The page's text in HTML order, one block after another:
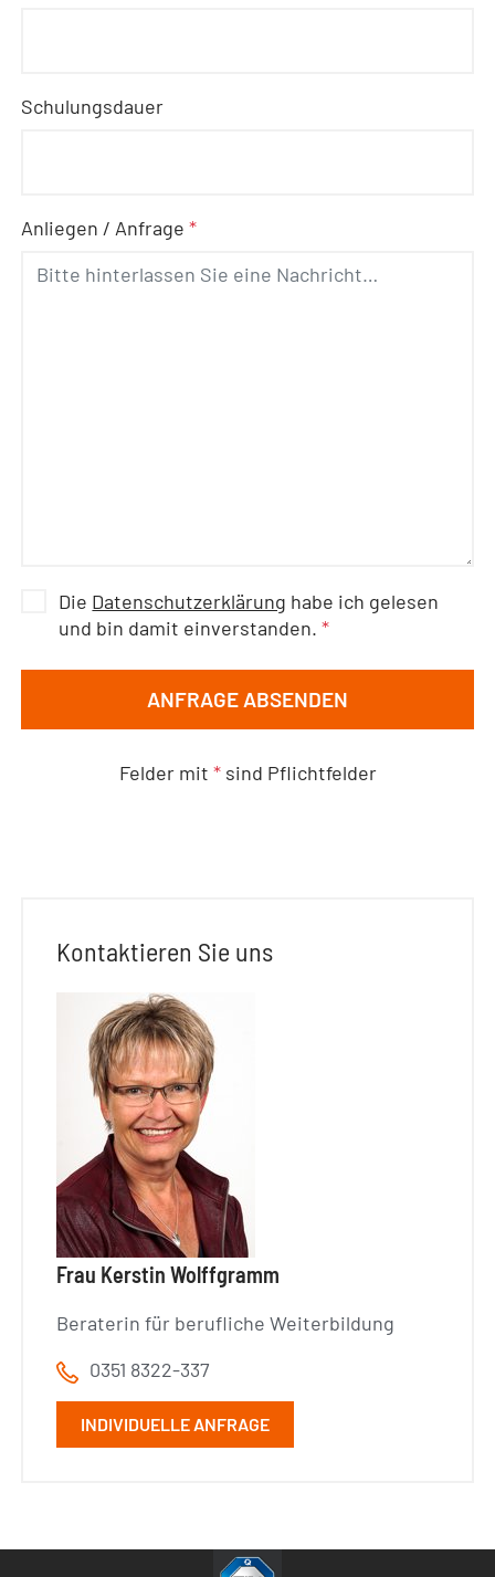
Schulungsdauer
Anliegen / Anfrage*
Die Datenschutzerklärung habe ich gelesen
und bin damit einverstanden.*
ANFRAGE ABSENDEN
Felder mit *sind Pflichtfelder
Kontaktieren Sie uns
Frau Kerstin Wolffgramm
Beraterin für berufliche Weiterbildung
0351 8322-337
INDIVIDUELLE ANFRAGE